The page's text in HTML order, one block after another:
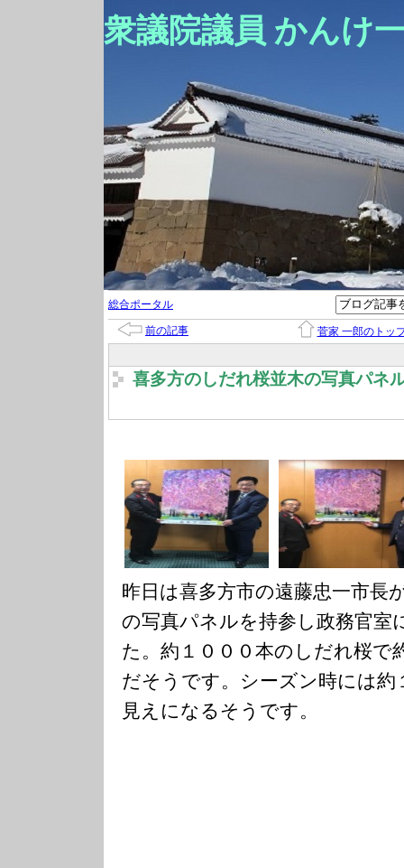
衆議院議員 かんけ
総合ポータル
前の記事 菅家 一郎のトッ
喜多方のしだれ桜並木の写真パネ
昨日は喜多方市の遠藤忠一市長
の写真パネルを持参し政務官室
た。約１０００本のしだれ桜で
だそうです。シーズン時には約
見えになるそうです。